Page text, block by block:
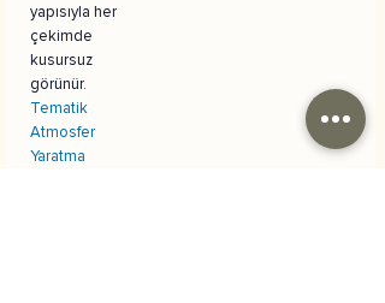
yapısıyla her
çekimde
kusursuz
görünür.
Tematik
Atmosfer
Yaratma